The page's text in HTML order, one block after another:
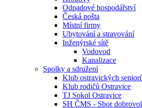
Odpadové hospodářství
Česká pošta
Místní firmy
Ubytování a stravování
Inženýrské sítě
Vodovod
Kanalizace
Spolky a sdružení
Klub ostravických
Klub rodičů Ostravice
TJ Sokol Ostravice
SH ČMS - Sbor